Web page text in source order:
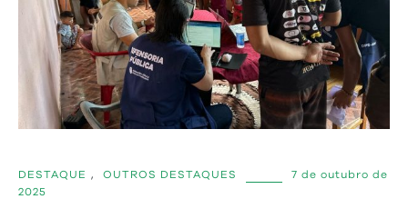
DESTAQUE , OUTROS DESTAQUES
7 de outubro de
2025